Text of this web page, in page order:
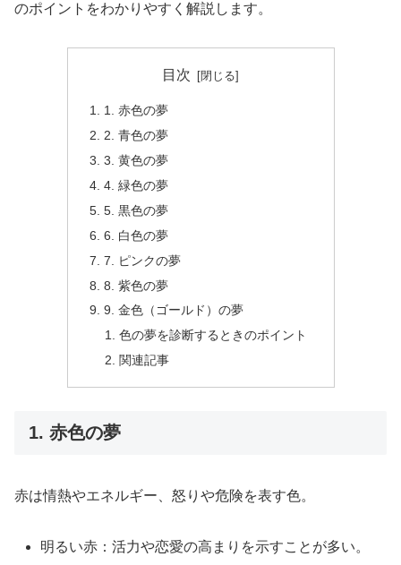
のポイントをわかりやすく解説します。
目次
1. 赤色の夢
2. 青色の夢
3. 黄色の夢
4. 緑色の夢
5. 黒色の夢
6. 白色の夢
7. ピンクの夢
8. 紫色の夢
9. 金色（ゴールド）の夢
色の夢を診断するときのポイント
関連記事
1. 赤色の夢
赤は情熱やエネルギー、怒りや危険を表す色。
明るい赤：活力や恋愛の高まりを示すことが多い。